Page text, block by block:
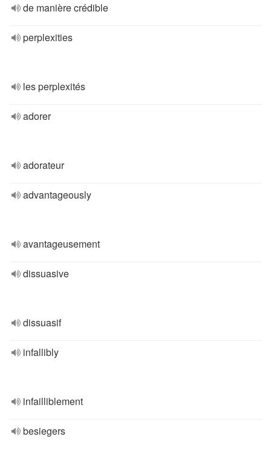
de manière crédible
perplexities
les perplexités
adorer
adorateur
advantageously
avantageusement
dissuasive
dissuasif
infallibly
infailliblement
besiegers